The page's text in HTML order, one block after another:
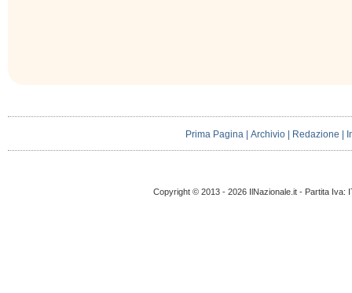
Prima Pagina |Archivio Redazione
Copyright © 2013 - 2026 IlNazionale.it - Partita Iva: